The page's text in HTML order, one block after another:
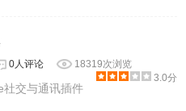
0人评论
18319次浏览
3.0分
社交与通讯插件